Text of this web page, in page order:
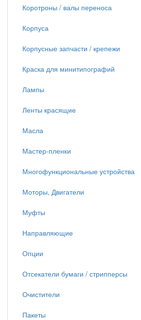
Коротроны / валы переноса
Корпуса
Корпусные запчасти / крепежи
Краска для минитипографий
Лампы
Ленты красящие
Масла
Мастер-пленки
Многофункциональные устройства
Моторы, Двигатели
Муфты
Направляющие
Опции
Отсекатели бумаги / стрипперсы
Очистители
Пакеты